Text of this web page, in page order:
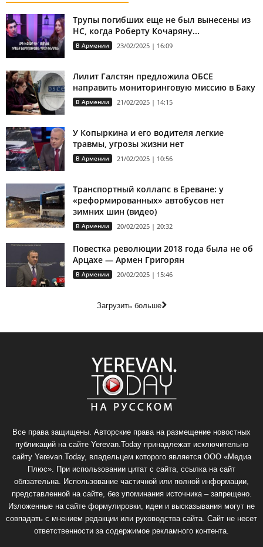
Трупы погибших еще не был вынесены из
НС, когда Роберту Кочаряну...
В Армении 23/02/2025 | 16:09
Лилит Галстян предложила ОБСЕ
направить мониторинговую миссию в Баку
В Армении 21/02/2025 | 14:15
У Копыркина и его водителя легкие
травмы, угрозы жизни нет
В Армении 21/02/2025 | 10:56
Транспортный коллапс в Ереване: у
«реформированных» автобусов нет
зимних шин (видео)
В Армении 20/02/2025 | 20:32
Повестка революции 2018 года была не об
Арцахе — Армен Григорян
В Армении 20/02/2025 | 15:46
Загрузить больше
Все права защищены. Авторские права на размещение новостных
публикаций на сайте Yerevan.Today принадлежат исключительно
сайту Yerevan.Today, владельцем которого является ООО «Медиа
Плюс». При использовании цитат с сайта, ссылка на сайт
обязательна. Использование частичной или полной информации,
представленной на сайте, без упоминания источника – запрещено.
Изложенные на сайте формулировки, идеи и высказывания могут не
совпадать с мнением редакции или руководства сайта. Сайт не несет
ответственности за содержимое рекламного контента.